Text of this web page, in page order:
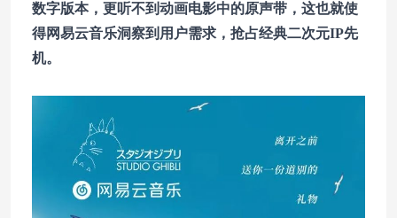
数字版本，更听不到动画电影中的原声带，这也就使
得网易云音乐洞察到用户需求，抢占经典二次元IP先
机。